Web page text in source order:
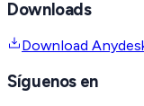
Downloads
Download
Síguenos en